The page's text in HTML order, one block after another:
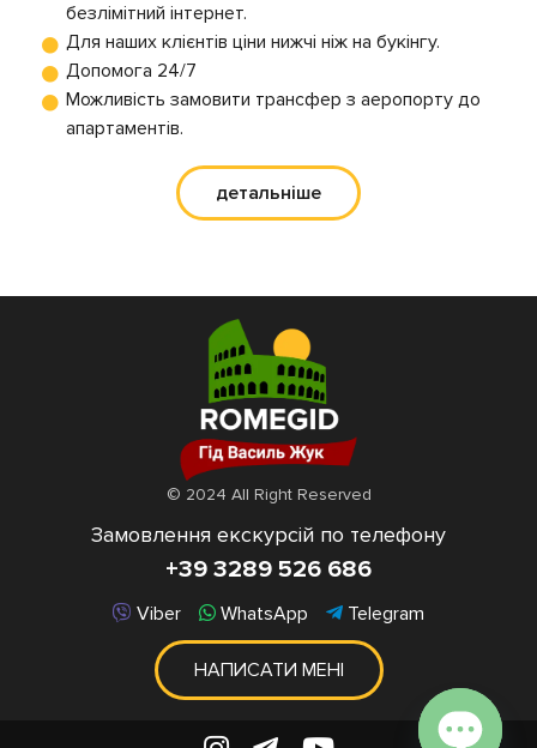
безлімітний інтернет.
Для наших клієнтів ціни нижчі ніж на букінгу.
Допомога 24/7
Можливість замовити трансфер з аеропорту до
апартаментів.
детальніше
© 2024 All Right Reserved
Замовлення екскурсій по телефону
+39 3289 526 686
Viber WhatsApp Telegram
НАПИСАТИ МЕНІ